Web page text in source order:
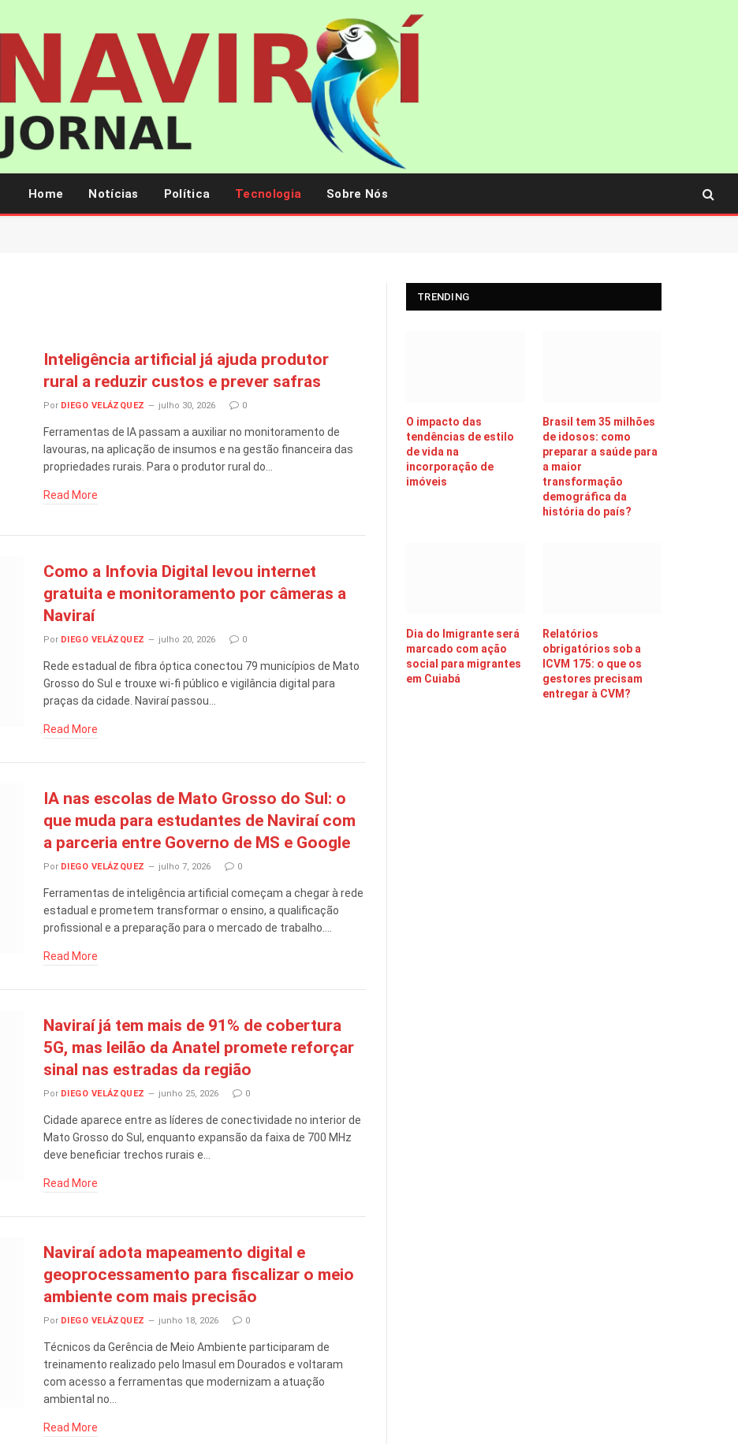
Home Notícias Política Tecnologia Sobre Nós
Inteligência artificial já ajuda produtor
rural a reduzir custos e prever safras
Por DIEGO VELÁZQUEZ julho 30, 2026 0
Ferramentas de IA passam a auxiliar no monitoramento de
lavouras, na aplicação de insumos e na gestão financeira das
propriedades rurais. Para o produtor rural do…
Read More
Como a Infovia Digital levou internet
gratuita e monitoramento por câmeras a
Naviraí
Por DIEGO VELÁZQUEZ julho 20, 2026 0
Rede estadual de fibra óptica conectou 79 municípios de Mato
Grosso do Sul e trouxe wi-fi público e vigilância digital para
praças da cidade. Naviraí passou…
Read More
IA nas escolas de Mato Grosso do Sul: o
que muda para estudantes de Naviraí com
a parceria entre Governo de MS e Google
Por DIEGO VELÁZQUEZ julho 7, 2026 0
Ferramentas de inteligência artificial começam a chegar à rede
estadual e prometem transformar o ensino, a qualificação
profissional e a preparação para o mercado de trabalho.…
Read More
Naviraí já tem mais de 91% de cobertura
5G, mas leilão da Anatel promete reforçar
sinal nas estradas da região
Por DIEGO VELÁZQUEZ junho 25, 2026 0
Cidade aparece entre as líderes de conectividade no interior de
Mato Grosso do Sul, enquanto expansão da faixa de 700 MHz
deve beneficiar trechos rurais e…
Read More
Naviraí adota mapeamento digital e
geoprocessamento para fiscalizar o meio
ambiente com mais precisão
Por DIEGO VELÁZQUEZ junho 18, 2026 0
Técnicos da Gerência de Meio Ambiente participaram de
treinamento realizado pelo Imasul em Dourados e voltaram
com acesso a ferramentas que modernizam a atuação
ambiental no…
Read More
TRENDING
O impacto das
tendências de estilo
de vida na
incorporação de
imóveis
Brasil tem 35 milhões
de idosos: como
preparar a saúde para
a maior
transformação
demográfica da
história do país?
Dia do Imigrante será
marcado com ação
social para migrantes
em Cuiabá
Relatórios
obrigatórios sob a
ICVM 175: o que os
gestores precisam
entregar à CVM?